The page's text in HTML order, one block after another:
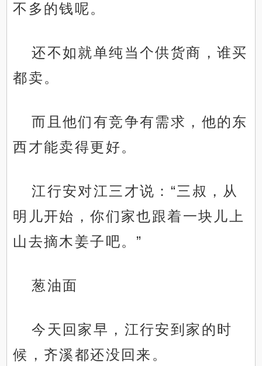
不多的钱呢。
还不如就单纯当个供货商，谁买
都卖。
而且他们有竞争有需求，他的东
西才能卖得更好。
江行安对江三才说：“三叔，从
明儿开始，你们家也跟着一块儿上
山去摘木姜子吧。”
葱油面
今天回家早，江行安到家的时
候，齐溪都还没回来。